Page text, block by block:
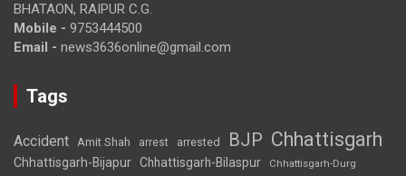
BHATAON, RAIPUR C.G.
Mobile - 9753444500
Email - news3636online@gmail.com
Tags
Accident Amit Shah arrest arrested BJP Chhattisgarh
Chhattisgarh-Bijapur Chhattisgarh-Bilaspur Chhattisgarh-Durg